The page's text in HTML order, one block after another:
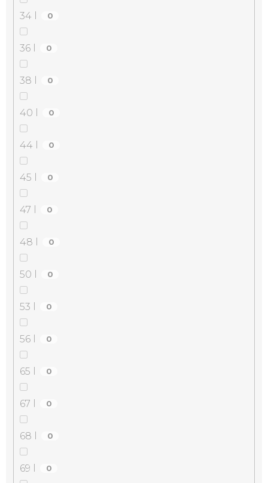
34 l 0
36 l 0
38 l 0
40 l 0
44 l 0
45 l 0
47 l 0
48 l 0
50 l 0
53 l 0
56 l 0
65 l 0
67 l 0
68 l 0
69 l 0